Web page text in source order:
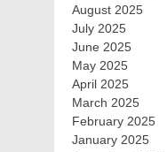
August 2025
July 2025
June 2025
May 2025
April 2025
March 2025
February 2025
January 2025